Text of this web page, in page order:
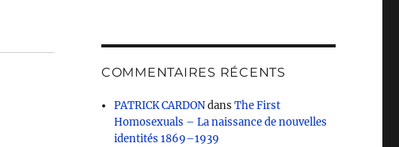
COMMENTAIRES RÉCENTS
PATRICK CARDONdansThe First
Homosexuals – La naissance de nouvelles
identités 1869–1939